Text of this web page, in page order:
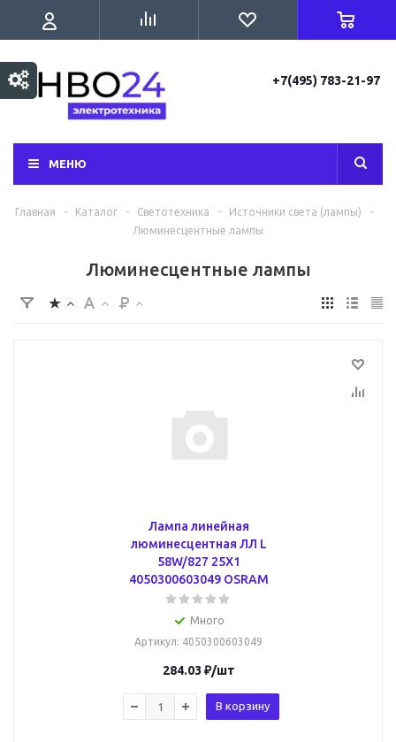
+7(495) 783-21-97
МЕНЮ
Главная - Каталог - Светотехника - Источники света (лампы)
-
Люминесцентные лампы
Люминесцентные лампы
Лампа линейная
люминесцентная ЛЛ L
58W/827 25X1
4050300603049 OSRAM
Много
Артикул: 4050300603049
284.03 ₽/шт
В корзину